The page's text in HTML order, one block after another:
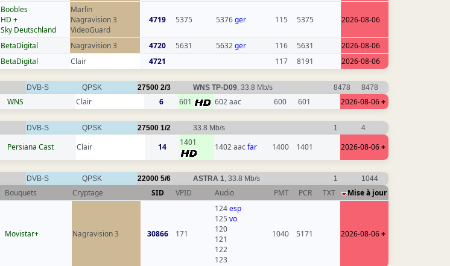
Boobles
HD +
Sky Deutschland
Marlin
Nagravision 3
VideoGuard
4719 5375 5376ger 115 5375 2026-08-06
BetaDigital Nagravision 3 4720 5631 5632ger 116 5631
2026-08-06
BetaDigital Clair 4721 117 8191 2026-08-06
DVB-S QPSK 27500 2/3 WNS TP-D09, 33.8 Mb/s 8478 8478
WNS Clair 6 601 602 aac 600 601 2026-08-06+
DVB-S QPSK 27500 1/2 33.8 Mb/s 1 4
Persiana Cast Clair 14 1401 1402 aacfar 1400 1401 2026-08-06+
DVB-S QPSK 22000 5/6 ASTRA 1, 33.8 Mb/s 1 1044
Bouquets Cryptage SID VPID Audio PMT PCR TXT Mise à jour
Movistar+ Nagravision 3 30866 171
124esp
125 vo
120
121
122
123
1040 5171 2026-08-06+